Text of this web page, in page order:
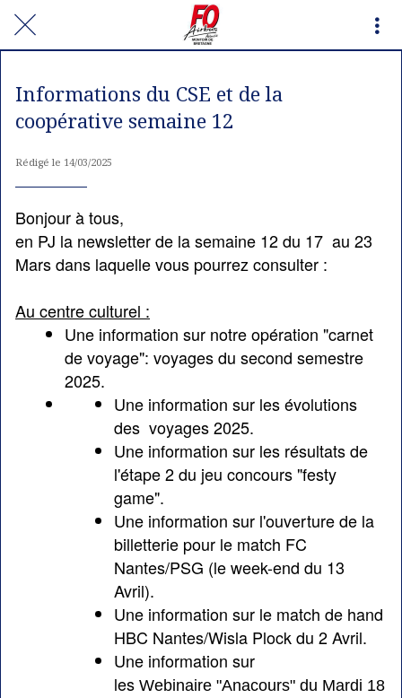
Informations du CSE et de la
coopérative semaine 12
Rédigé le 14/03/2025
Bonjour à tous,
en PJ la newsletter de lasemaine 12 du 17 au 23
Marsdans laquelle vous pourrez consulter :
Au centre culturel :
Une information sur notre opération "carnet
de voyage": voyages du second semestre
2025.
Une information sur les évolutions
des voyages 2025.
Une information sur les résultats de
l'étape 2 du jeu concours "festy
game".
Une information sur l'ouverture de la
billetterie pour le match FC
Nantes/PSG (le week-end du 13
Avril).
Une information sur le match de hand
HBC Nantes/Wisla Plock du 2 Avril.
Une information sur
les Webinaire "Anacours" du Mardi 18